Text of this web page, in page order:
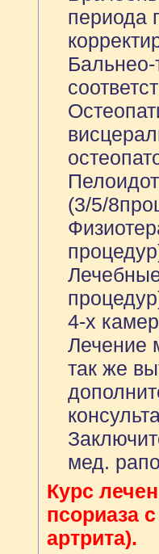
периода
(3/5/
4-х
Лечение
так же
мед.
Курс
псориаза
артрита).